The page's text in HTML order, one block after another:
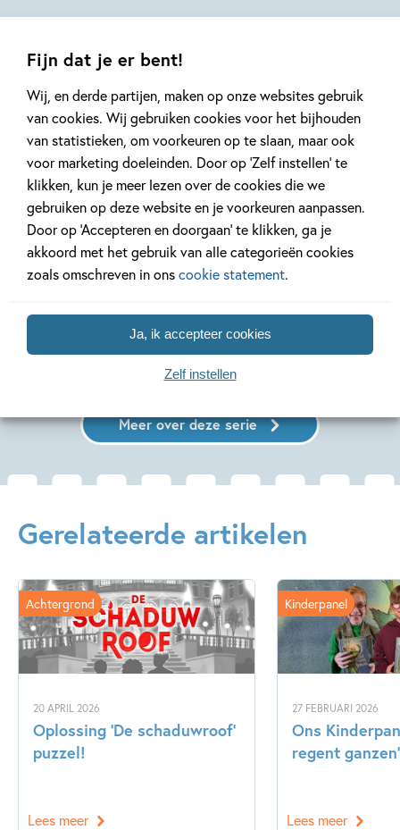
Fijn dat je er bent!
Wij, en derde partijen, maken op onze websites gebruik
van cookies. Wij gebruiken cookies voor het bijhouden
van statistieken, om voorkeuren op te slaan, maar ook
voor marketing doeleinden. Door op ‘Zelf instellen’ te
klikken, kun je meer lezen over de cookies die we
gebruiken op deze website en je voorkeuren aanpassen.
Door op ‘Accepteren en doorgaan’ te klikken, ga je
akkoord met het gebruik van alle categorieën cookies
zoals omschreven in onscookie statement.
Ja, ik accepteer cookies
Zelf instellen
Makkelijk & Leuk
– Een spannende
opdracht
Anneke Scholtens,
15,99
Hardcover
Makkelijk & Leuk
– Pakket
Makkelijk & Leuk
95,94
Samengesteld pakket
– Pakket
Meer over deze serie
Gerelateerde artikelen
20 APRIL 2026
Oplossing ‘De schaduwroof’
puzzel!
Achtergrond
Lees meer
27 FEBRUARI 2026
Ons
regent ganzen’
Kinderpanel
Lees meer